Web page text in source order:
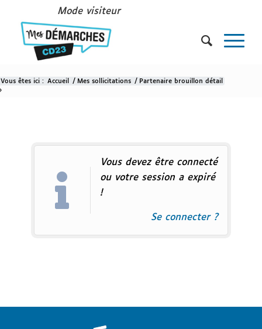
Mode visiteur
Vous êtes ici : Accueil / Mes sollicitations / Partenaire brouillon détail
Vous devez être connecté
ou votre session a expiré
!
Se connecter ?